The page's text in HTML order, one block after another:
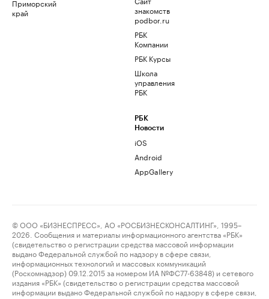
Приморский
край
знакомств
podbor.ru
РБК
Компании
РБК Курсы
Школа
управления
РБК
РБК
Новости
iOS
Android
AppGallery
© ООО «БИЗНЕСПРЕСС», АО «РОСБИЗНЕСКОНСАЛТИНГ», 1995–
2026. Сообщения и материалы информационного агентства «РБК»
(свидетельство о регистрации средства массовой информации
выдано Федеральной службой по надзору в сфере связи,
информационных технологий и массовых коммуникаций
(Роскомнадзор) 09.12.2015 за номером ИА №ФС77-63848) и сетевого
издания «РБК» (свидетельство о регистрации средства массовой
информации выдано Федеральной службой по надзору в сфере связи,